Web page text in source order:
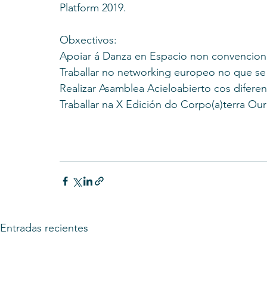
Platform 2019.
Obxectivos:
Apoiar á Danza en Espacio non
Traballar no networking europeo no que
Realizar Asamblea Acieloabierto cos
Traballar na X Edición do Corpo(a)terra
Entradas recientes